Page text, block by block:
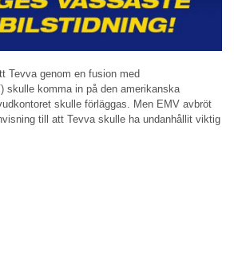
Tevva genom en fusion med
skulle komma in på den amerikanska
skulle förläggas. Men EMV avbröt
till att Tevva skulle ha undanhållit viktig